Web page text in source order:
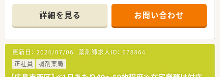
薬剤師の平均年齢は33歳です。
■調剤薬局部門で採用された薬剤師の業務は
調剤業務（調剤・投薬・監査・在宅）がメインとなり、
OTCについての知識も深まるためこれから必要な「マルチの
力」が身につきます。
■セルフメディケーションの支援として、医療・保険・福祉・マタ
ニティ等、
・・・会社について・・・
■昭和25年設立の歴史ある企業さまです。
■お客様のニーズに対応する総合医療機器商社としてサービス
のあり方を常に見直し、
良きパートナーとして「付加価値」を提供できる企業を目指しま
す。
■「常に信義を重んじる」「感謝の心で社会に奉仕する」という姿
詳細を見る お問い合わせ
更新日： 2026/07/06 薬剤師求人ID： 678864
正社員
調剤薬局